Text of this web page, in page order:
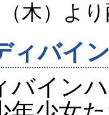
（木）よ
ィバイ
イン